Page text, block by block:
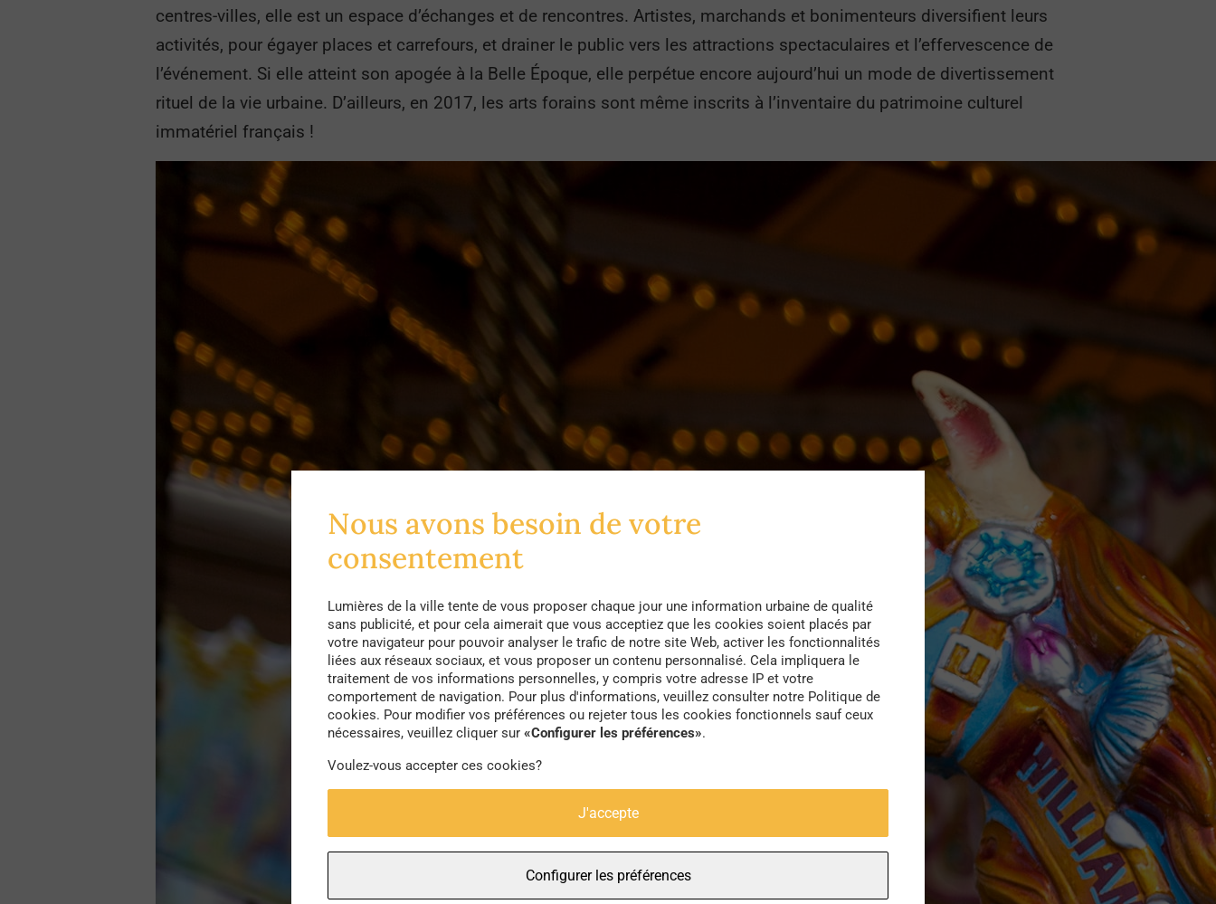
centres-villes, elle est un espace d’échanges et de rencontres. Artistes, marchands et bonimenteurs diversifient leurs
activités, pour égayer places et carrefours, et drainer le public vers les attractions spectaculaires et l’effervescence de
l’événement. Si elle atteint son apogée à la Belle Époque, elle perpétue encore aujourd’hui un mode de divertissement
rituel de la vie urbaine. D’ailleurs, en 2017, les arts forains sont même inscrits à l’inventaire du patrimoine culturel
immatériel français !
Nous avons besoin de votre
consentement
Lumières de la ville tente de vous proposer chaque jour une information urbaine de qualité
sans publicité, et pour cela aimerait que vous acceptiez que les cookies soient placés par
votre navigateur pour pouvoir analyser le trafic de notre site Web, activer les fonctionnalités
liées aux réseaux sociaux, et vous proposer un contenu personnalisé. Cela impliquera le
traitement de vos informations personnelles, y compris votre adresse IP et votre
comportement de navigation. Pour plus d'informations, veuillez consulter notre Politique de
cookies. Pour modifier vos préférences ou rejeter tous les cookies fonctionnels sauf ceux
nécessaires, veuillez cliquer sur «Configurer les préférences».
Voulez-vous accepter ces cookies?
J'accepte
Configurer les préférences